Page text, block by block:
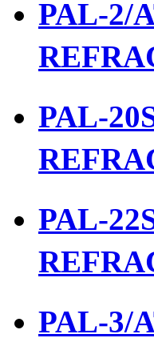
PAL-2/
PAL-
PAL-
PAL-3/